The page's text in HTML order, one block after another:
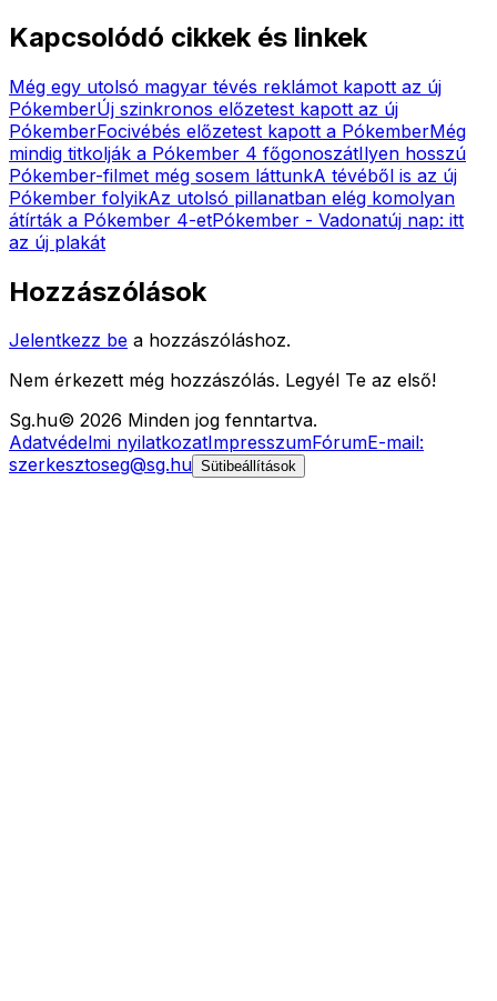
Kapcsolódó cikkek és linkek
Még egy utolsó magyar tévés reklámot kapott az új
PókemberÚj szinkronos előzetest kapott az új
PókemberFocivébés előzetest kapott a PókemberMég
mindig titkolják a Pókember 4 főgonoszátIlyen hosszú
Pókember-filmet még sosem láttunkA tévéből is az új
Pókember folyikAz utolsó pillanatban elég komolyan
átírták a Pókember 4-etPókember - Vadonatúj nap: itt
az új plakát
Hozzászólások
Jelentkezz be a hozzászóláshoz.
Nem érkezett még hozzászólás. Legyél Te az első!
Sg.hu© 2026 Minden jog fenntartva.
Adatvédelmi nyilatkozatImpresszumFórumE-mail:
szerkesztoseg@sg.hu Sütibeállítások